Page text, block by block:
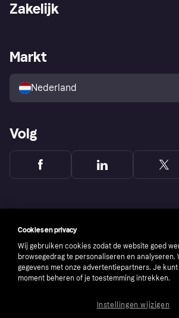
Winkeloverzicht
Kopersbescherming voor
consumenten
Zakelijk
Zakelijke login
Markt
Nederland
Volg
Cookies en privacy
Wij gebruiken cookies zodat de website goed
browsegedrag te personaliseren en analyseren.
gegevens met onze advertentiepartners. Je
moment beheren of je toestemming intrekken.
Instellingen wijzigen